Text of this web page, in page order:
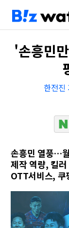
'손흥민
한전진
손흥민 열풍…
제작 역량, 킬
OTT서비스,